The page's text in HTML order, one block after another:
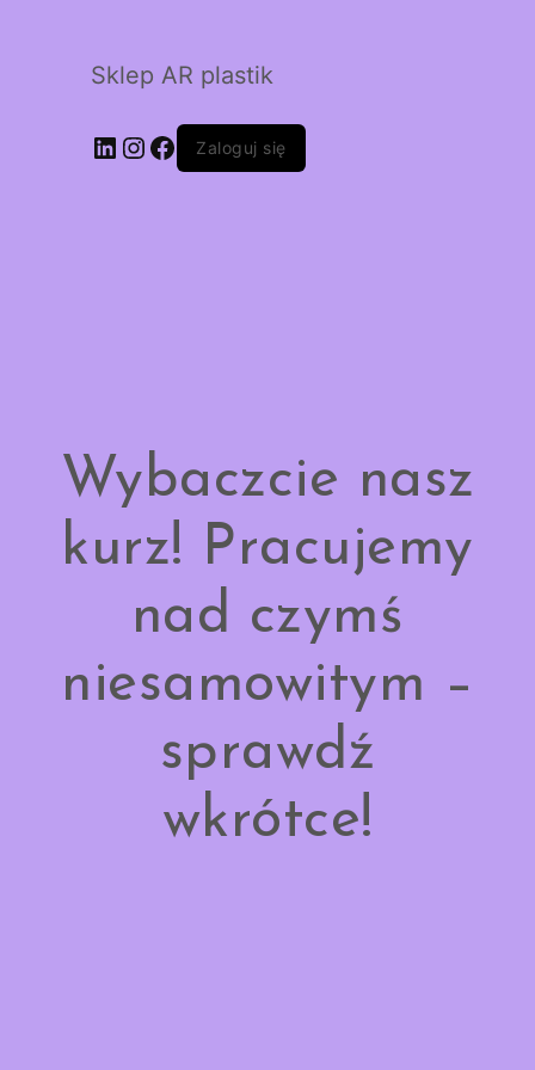
Sklep AR plastik
LinkedIn
Instagram
Facebook
Zaloguj się
Wybaczcie nasz
kurz! Pracujemy
nad czymś
niesamowitym –
sprawdź
wkrótce!